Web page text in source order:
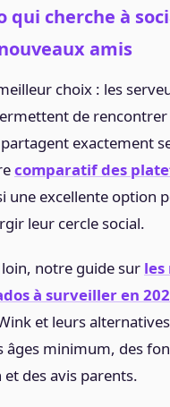
qui cherche à
amis
choix : les
de rencontrer
exactement
comparatif des
une excellente option
leur cercle social.
notre guide sur les
à surveiller en
et leurs
âges minimum, des
des avis parents.